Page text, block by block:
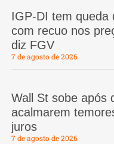
IGP-DI tem queda
com recuo nos
diz FGV
7 de agosto de 2026
Wall St sobe após
acalmarem
juros
7 de agosto de 2026